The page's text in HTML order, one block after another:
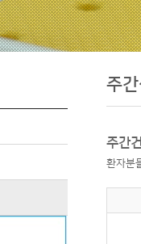
주
주간
환자분